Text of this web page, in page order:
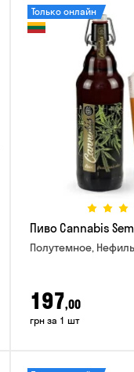
Только онлайн
Пиво Cannabis
Полутемное,
197,00
грн за 1 шт